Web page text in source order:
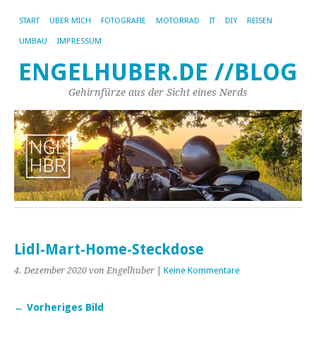
START ÜBER MICH FOTOGRAFIE MOTORRAD IT DIY REISEN
UMBAU IMPRESSUM
ENGELHUBER.DE //BLOG
Gehirnfürze aus der Sicht eines Nerds
Lidl-Mart-Home-Steckdose
4. Dezember 2020 von Engelhuber Keine Kommentare
← Vorheriges Bild